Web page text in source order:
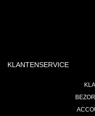
KLANTENSERVICE